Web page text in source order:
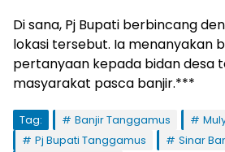
Di sana, Pj Bupati berbincang
lokasi tersebut. Ia menanyakan
pertanyaan kepada bidan desa
masyarakat pasca banjir.***
Tag: Banjir Tanggamus
Pj Bupati Tanggamus
Sinar